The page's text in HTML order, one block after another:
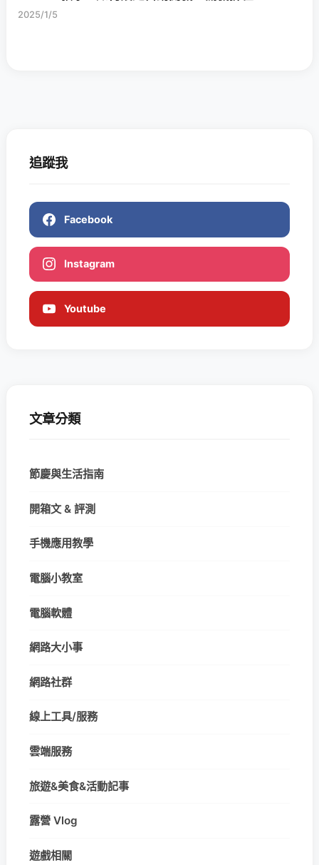
2025/1/5
追蹤我
Facebook
Instagram
Youtube
文章分類
節慶與生活指南
開箱文 & 評測
手機應用教學
電腦小教室
電腦軟體
網路大小事
網路社群
線上工具/服務
雲端服務
旅遊&美食&活動記事
露營 Vlog
遊戲相關